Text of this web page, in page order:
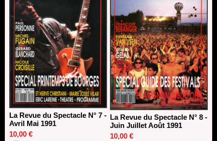
La Revue du Spectacle N° 7 -
Avril Mai 1991
10,00 €
La Revue du Spectacle N° 8 -
Juin Juillet Août 1991
10,00 €